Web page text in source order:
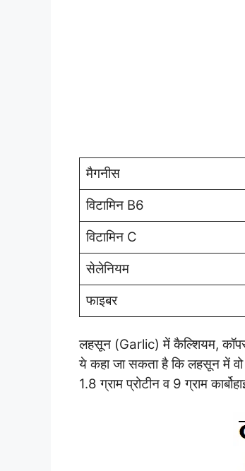
मैगनीस
विटामिन B6
विटामिन C
सेलेनियम
फाइबर
लहसून (Garlic) में कैल्शियम, कॉपर,
ये कहा जा सकता है कि लहसून में वो
1.8 ग्राम प्रोटीन व 9 ग्राम